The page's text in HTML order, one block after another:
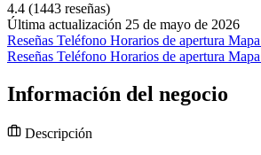
4.4 (1443 reseñas)
Última actualización 25 de mayo de 2026
Reseñas Teléfono Horarios de apertura Mapa
Reseñas Teléfono Horarios de apertura Mapa
Información del negocio
Descripción